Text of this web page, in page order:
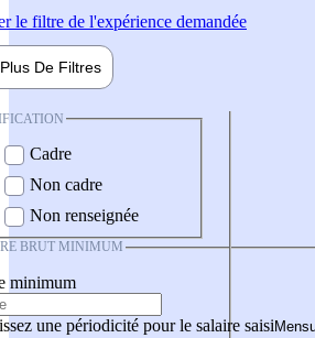
le filtre de l'expérience demandée
Plus De Filtres
Cadre
Non cadre
Non renseignée
BRUT MINIMUM
minimum
une périodicité pour le salaire saisi